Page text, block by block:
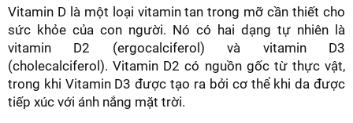
Vitamin D là một loại vitamin tan trong mỡ cần thiết cho
sức khỏe của con người. Nó có hai dạng tự nhiên là
vitamin D2 (ergocalciferol) và vitamin D3
(cholecalciferol). Vitamin D2 có nguồn gốc từ thực vật,
trong khi Vitamin D3 được tạo ra bởi cơ thể khi da được
tiếp xúc với ánh nắng mặt trời.